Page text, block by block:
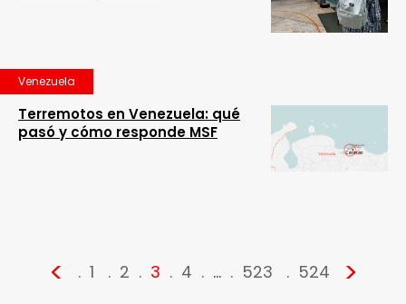
Venezuela
Terremotos en Venezuela: qué
pasó y cómo responde MSF
< 1 2 3 4 … 523 524 >